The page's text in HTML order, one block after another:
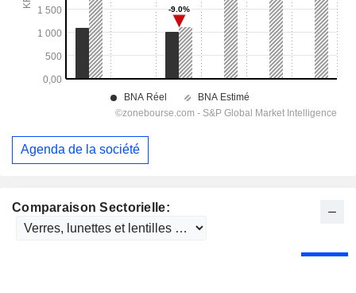
Comparaison Sectorielle:
Agenda de la société